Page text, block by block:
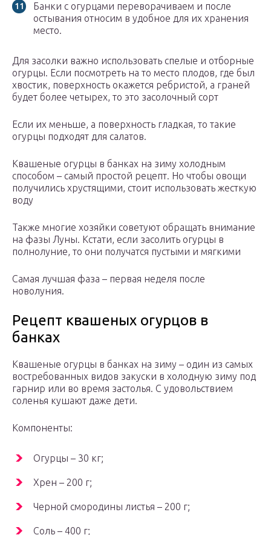
Банки с огурцами переворачиваем и после
остывания относим в удобное для их хранения
место.
Для засолки важно использовать спелые и отборные
огурцы. Если посмотреть на то место плодов, где был
хвостик, поверхность окажется ребристой, а граней
будет более четырех, то это засолочный сорт
Если их меньше, а поверхность гладкая, то такие
огурцы подходят для салатов.
Квашеные огурцы в банках на зиму холодным
способом – самый простой рецепт. Но чтобы овощи
получились хрустящими, стоит использовать жесткую
воду
Также многие хозяйки советуют обращать внимание
на фазы Луны. Кстати, если засолить огурцы в
полнолуние, то они получатся пустыми и мягкими
Самая лучшая фаза – первая неделя после
новолуния.
Рецепт квашеных огурцов в
банках
Квашеные огурцы в банках на зиму – один из самых
востребованных видов закуски в холодную зиму под
гарнир или во время застолья. С удовольствием
соленья кушают даже дети.
Компоненты:
Огурцы – 30 кг;
Хрен – 200 г;
Черной смородины листья – 200 г;
Соль – 400 г;